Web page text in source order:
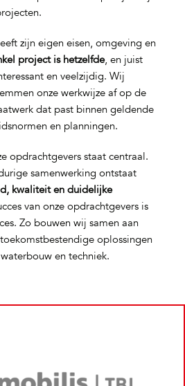
zijn eigen eisen, omgeving en
project is hetzelfde, en juist
en veelzijdig. Wij
onze werkwijze af op de
dat past binnen geldende
en planningen.
opdrachtgevers staat centraal.
samenwerking ontstaat
kwaliteit en duidelijke
van onze opdrachtgevers is
Zo bouwen wij samen aan
oplossingen
en techniek.